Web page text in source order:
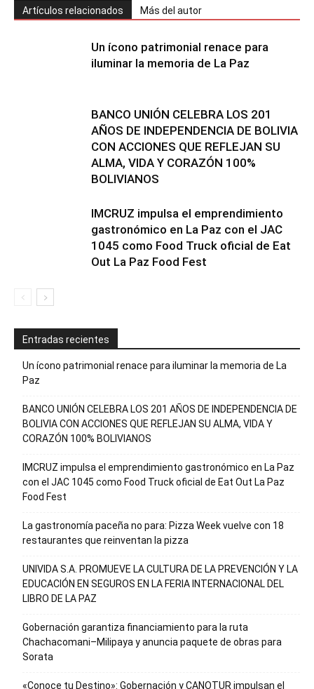
Artículos relacionados Más del autor
Un ícono patrimonial renace para
iluminar la memoria de La Paz
BANCO UNIÓN CELEBRA LOS 201
AÑOS DE INDEPENDENCIA DE BOLIVIA
CON ACCIONES QUE REFLEJAN SU
ALMA, VIDA Y CORAZÓN 100%
BOLIVIANOS
IMCRUZ impulsa el emprendimiento
gastronómico en La Paz con el JAC
1045 como Food Truck oficial de Eat
Out La Paz Food Fest
Entradas recientes
Un ícono patrimonial renace para iluminar la memoria de La
Paz
BANCO UNIÓN CELEBRA LOS 201 AÑOS DE INDEPENDENCIA DE
BOLIVIA CON ACCIONES QUE REFLEJAN SU ALMA, VIDA Y
CORAZÓN 100% BOLIVIANOS
IMCRUZ impulsa el emprendimiento gastronómico en La Paz
con el JAC 1045 como Food Truck oficial de Eat Out La Paz
Food Fest
La gastronomía paceña no para: Pizza Week vuelve con 18
restaurantes que reinventan la pizza
UNIVIDA S.A. PROMUEVE LA CULTURA DE LA PREVENCIÓN Y LA
EDUCACIÓN EN SEGUROS EN LA FERIA INTERNACIONAL DEL
LIBRO DE LA PAZ
Gobernación garantiza financiamiento para la ruta
Chachacomani–Milipaya y anuncia paquete de obras para
Sorata
«Conoce tu Destino»: Gobernación y CANOTUR impulsan el